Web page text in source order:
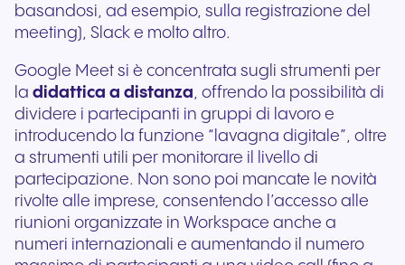
basandosi, ad esempio, sulla registrazione del
meeting), Slack e molto altro.
Google Meet si è concentrata sugli strumenti per
la didattica a distanza, offrendo la possibilità di
dividere i partecipanti in gruppi di lavoro e
introducendo la funzione “lavagna digitale”, oltre
a strumenti utili per monitorare il livello di
partecipazione. Non sono poi mancate le novità
rivolte alle imprese, consentendo l’accesso alle
riunioni organizzate in Workspace anche a
numeri internazionali e aumentando il numero